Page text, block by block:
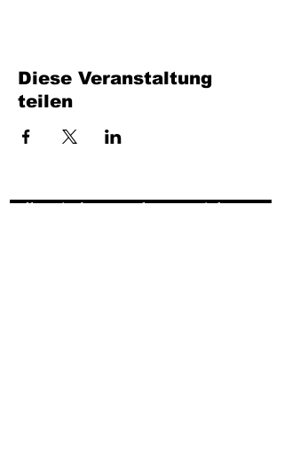
Diese Veranstaltung
teilen
Füllen Sie das Formular aus. Wir kommen